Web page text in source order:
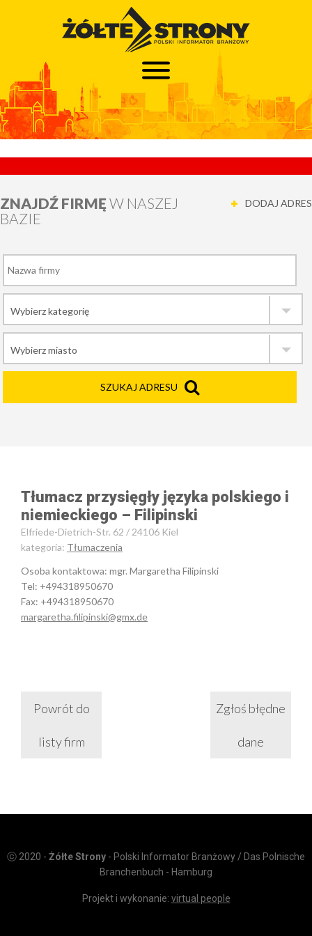
DODAJ ADRES
ZNAJDŹ FIRMĘ W NASZEJ
BAZIE
SZUKAJ ADRESU
Tłumacz przysięgły języka polskiego i
niemieckiego – Filipinski
Elfriede-Dietrich-Str. 62 / 24106 Kiel
kategoria: Tłumaczenia
Osoba kontaktowa: mgr. Margaretha Filipinski
Tel: +494318950670
Fax: +494318950670
margaretha.filipinski@gmx.de
Powrót do
listy firm
Zgłoś błędne
dane
ⓒ 2020 - Żółte Strony - Polski Informator Branżowy / Das Polnische
Branchenbuch - Hamburg
Projekt i wykonanie: virtual people